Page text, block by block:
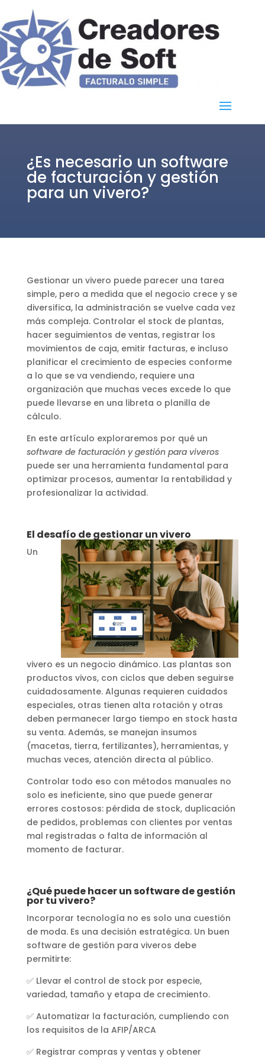
¿Es necesario un software
de facturación y gestión
para un vivero?
Gestionar un vivero puede parecer una tarea
simple, pero a medida que el negocio crece y se
diversifica, la administración se vuelve cada vez
más compleja. Controlar el stock de plantas,
hacer seguimientos de ventas, registrar los
movimientos de caja, emitir facturas, e incluso
planificar el crecimiento de especies conforme
a lo que se va vendiendo, requiere una
organización que muchas veces excede lo que
puede llevarse en una libreta o planilla de
cálculo.
En este artículo exploraremos por qué un
software de facturación y gestión para viveros
puede ser una herramienta fundamental para
optimizar procesos, aumentar la rentabilidad y
profesionalizar la actividad.
El desafío de gestionar un vivero
Un
vivero es un negocio dinámico. Las plantas son
productos vivos, con ciclos que deben seguirse
cuidadosamente. Algunas requieren cuidados
especiales, otras tienen alta rotación y otras
deben permanecer largo tiempo en stock hasta
su venta. Además, se manejan insumos
(macetas, tierra, fertilizantes), herramientas, y
muchas veces, atención directa al público.
Controlar todo eso con métodos manuales no
solo es ineficiente, sino que puede generar
errores costosos: pérdida de stock, duplicación
de pedidos, problemas con clientes por ventas
mal registradas o falta de información al
momento de facturar.
¿Qué puede hacer un software de gestión
por tu vivero?
Incorporar tecnología no es solo una cuestión
de moda. Es una decisión estratégica. Un buen
software de gestión para viveros debe
permitirte:
✅ Llevar el control de stock por especie,
variedad, tamaño y etapa de crecimiento.
✅ Automatizar la facturación, cumpliendo con
los requisitos de la AFIP/ARCA
✅ Registrar compras y ventas y obtener